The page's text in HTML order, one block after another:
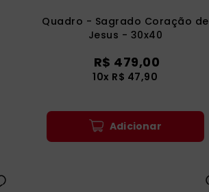
Quadro - Sagrado Coração de
Jesus - 30x40
R$ 479,00
10x R$ 47,90
Adicionar